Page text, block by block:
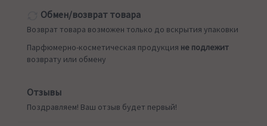
Обмен/возврат товара
Возврат товара возможен только до вскрытия упаковки
Парфюмерно-косметическая продукция не подлежит
возврату или обмену
Отзывы
Поздравляем! Ваш отзыв будет первый!